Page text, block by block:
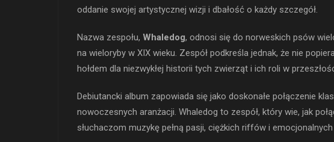
oddanie swojej artystycznej wizji i dbałość o każdy szczegół.
Nazwa zespołu, Whaledog, odnosi się do norweskich psów
na wieloryby w XIX wieku. Zespół podkreśla jednak, że nie
hołdem dla niezwykłej historii tych zwierząt i ich roli w
Debiutancki album zapowiada się jako doskonałe połączenie
nowoczesnych aranżacji. Whaledog to zespół, który wie, jak
słuchaczom muzykę pełną pasji, ciężkich riffów i